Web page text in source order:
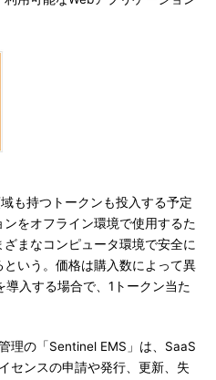
も持つトークンも投入する予定
をオフライン環境で使用するた
まなコンピュータ環境で安全に
いう。価格は購入数によって異
入する場合で、1トークン当た
理の「Sentinel EMS」は、SaaS
センスの申請や発行、更新、失